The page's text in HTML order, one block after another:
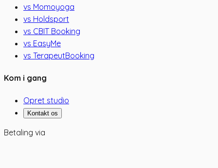
vs Momoyoga
vs Holdsport
vs CBIT Booking
vs EasyMe
vs TerapeutBooking
Kom i gang
Opret studio
Kontakt os
Betaling via